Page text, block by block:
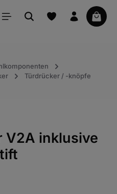
Türdrücker / -knöpfe
V2A inklusive